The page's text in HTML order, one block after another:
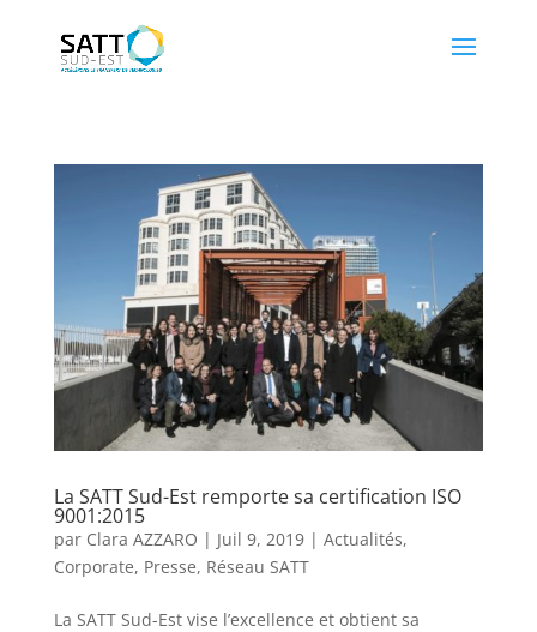
La SATT Sud-Est remporte sa certification ISO
9001:2015
par Clara AZZARO | Juil 9, 2019| Actualités,
Corporate, Presse, Réseau SATT
La SATT Sud-Est vise l’excellence et obtient sa